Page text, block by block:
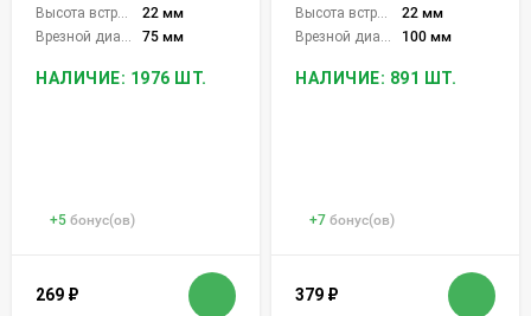
22 мм
75 мм
НАЛИЧИЕ: 1976 ШТ.
+5 бонус(ов)
269 ₽
22 мм
100 мм
НАЛИЧИЕ: 891 ШТ.
+7 бонус(ов)
379 ₽